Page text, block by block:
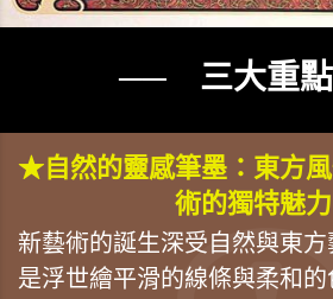
── 三大重
★自然的靈感筆墨：東方
術的獨特魅力
新藝術的誕生深受自然與東
是浮世繪平滑的線條與柔和